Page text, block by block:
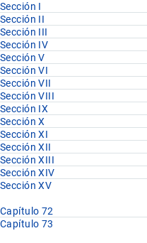
Sección I
Sección II
Sección III
Sección IV
Sección V
Sección VI
Sección VII
Sección VIII
Sección IX
Sección X
Sección XI
Sección XII
Sección XIII
Sección XIV
Sección XV
Capítulo 72
Capítulo 73